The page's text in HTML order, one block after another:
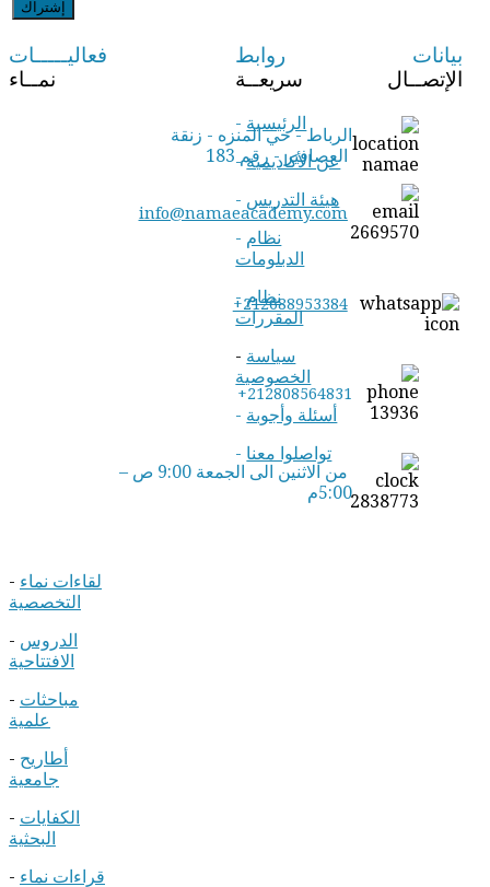
بيانات
الإتصــال
الرباط - حي المنزه - زنقة
info@namaeacademy.com
+212688953384
+212808564831
من الاثنين الى الجمعة 9:00 ص –
5:00م
روابط
سريعــة
- الرئيسية
-عن الأكاديمية
- هيئة التدريس
- نظام
الدبلومات
-نظام
المقررات
- سياسة
الخصوصية
- أسئلة وأجوبة
- تواصلوا معنا
فعاليـــــات
نمــاء
- لقاءات نماء
التخصصية
- الدروس
الافتتاحية
- مباحثات
علمية
- أطاريح
جامعية
- الكفايات
البحثية
- قراءات نماء